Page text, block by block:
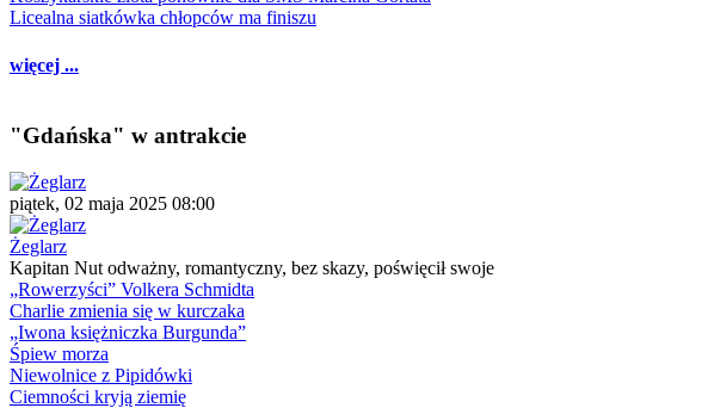
Licealna siatkówka chłopców ma finiszu
więcej ...
"Gdańska" w antrakcie
piątek, 02 maja 2025 08:00
Żeglarz
Kapitan Nut odważny, romantyczny, bez skazy, poświęcił swoje
„Rowerzyści” Volkera Schmidta
Charlie zmienia się w kurczaka
„Iwona księżniczka Burgunda”
Śpiew morza
Niewolnice z Pipidówki
Ciemności kryją ziemię